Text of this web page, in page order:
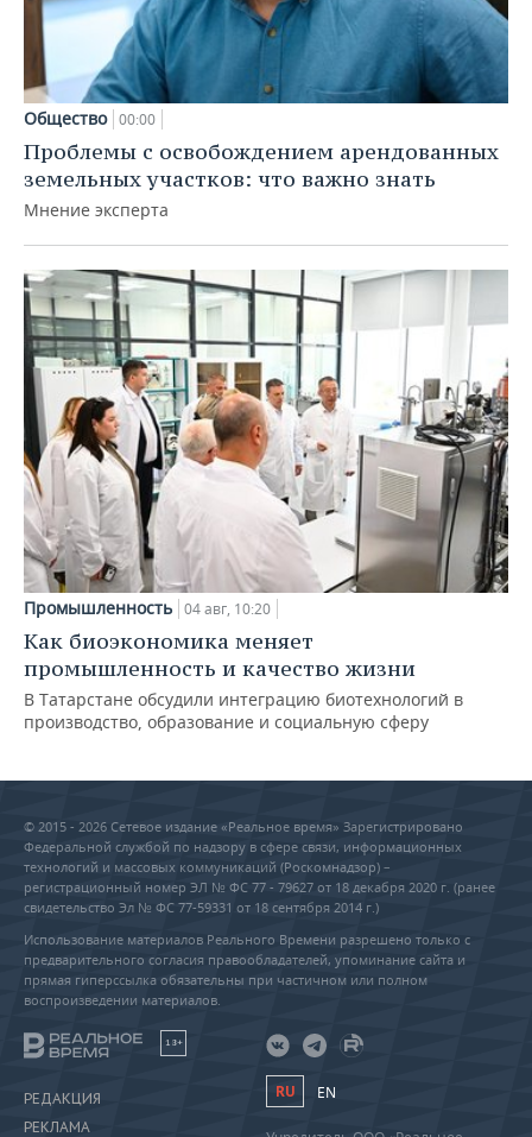
Общество 00:00
Проблемы с освобождением арендованных
земельных участков: что важно знать
Мнение эксперта
Промышленность 04 авг, 10:20
Как биоэкономика меняет
промышленность и качество жизни
В Татарстане обсудили интеграцию биотехнологий в
производство, образование и социальную сферу
© 2015 - 2026 Сетевое издание «Реальное время» Зарегистрировано
Федеральной службой по надзору в сфере связи, информационных
технологий и массовых коммуникаций (Роскомнадзор) –
регистрационный номер ЭЛ № ФС 77 - 79627 от 18 декабря 2020 г. (ранее
свидетельство Эл № ФС 77-59331 от 18 сентября 2014 г.)
Использование материалов Реального Времени разрешено только с
предварительного согласия правообладателей, упоминание сайта и
прямая гиперссылка обязательны при частичном или полном
воспроизведении материалов.
18+
РЕДАКЦИЯ
РЕКЛАМА
RU EN